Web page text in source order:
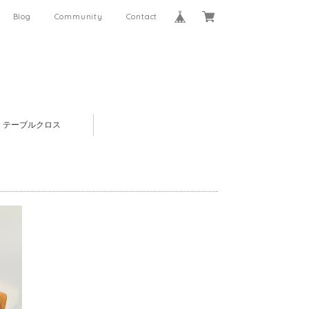
Blog Community Contact
テーブルクロス